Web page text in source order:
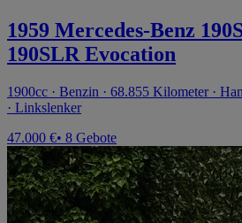
1959 Mercedes-Benz
190SLR Evocation
1900cc · Benzin · 68.855 Kilometer ·
· Linkslenker
47.000 €• 8 Gebote